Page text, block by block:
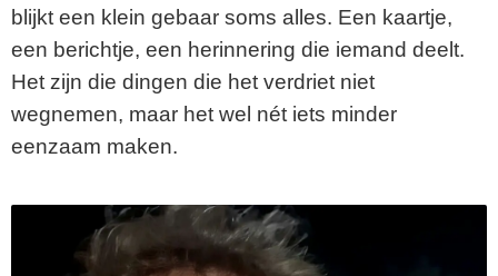
blijkt een klein gebaar soms alles. Een kaartje,
een berichtje, een herinnering die iemand deelt.
Het zijn die dingen die het verdriet niet
wegnemen, maar het wel nét iets minder
eenzaam maken.